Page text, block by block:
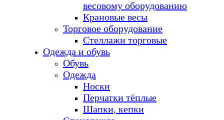
весовому оборудованию
Крановые весы
Торговое оборудование
Стеллажи торговые
Одежда и обувь
Обувь
Одежда
Носки
Перчатки тёплые
Шапки, кепки